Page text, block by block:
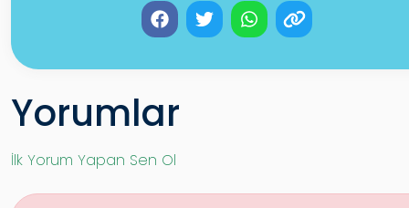
Yorumlar
İlk Yorum Yapan Sen Ol